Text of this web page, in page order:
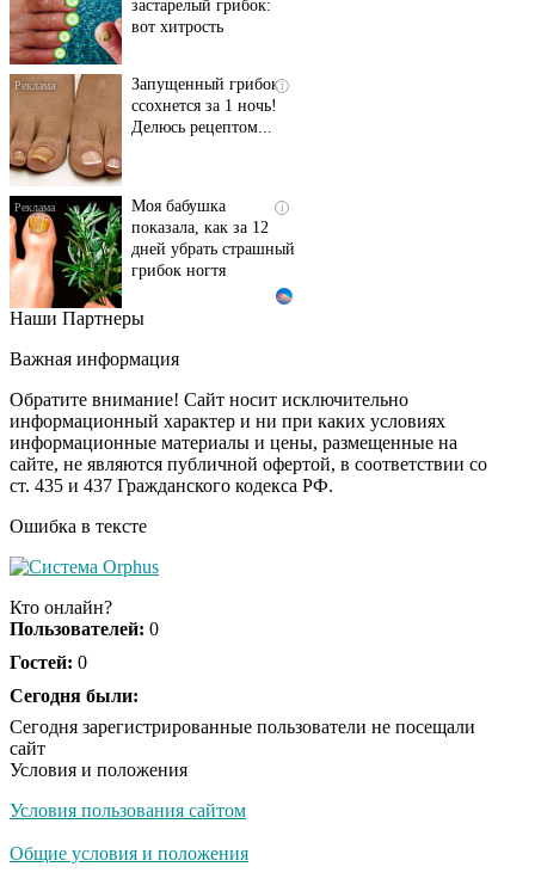
застарелый грибок:
вот хитрость
i
Запущенный грибок
ссохнется за 1 ночь!
Делюсь рецептом...
i
Моя бабушка
показала, как за 12
дней убрать страшный
грибок ногтя
Этот танец невесты
Пересмотрела 10 раз
i
Ролик длится пару
секунд, но вы будете в
шоке от увиденного
Ролик из Омска: вы
Ржу не переставая, это
не раз
Скрытая камера на
люди вытворяют, когда
Наши Партнеры
Важная информация
Обратите внимание! Сайт носит исключительно
информационный характер и ни при каких условиях
информационные материалы и цены, размещенные на
сайте, не являются публичной офертой, в соответствии со
ст. 435 и 437 Гражданского кодекса РФ.
Ошибка в тексте
Кто онлайн?
Пользователей: 0
Гостей: 0
Сегодня были:
Сегодня зарегистрированные пользователи не посещали
сайт
Условия и положения
Условия пользования сайтом
Общие условия и положения